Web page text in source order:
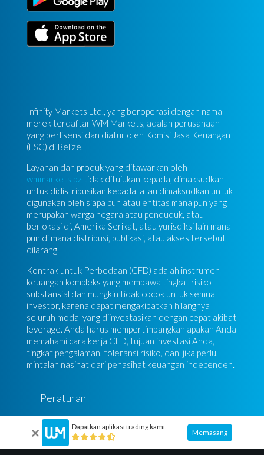
Dapatkan aplikasi trading kami.
Memasang
Infinity Markets Ltd., yang beroperasi dengan nama
merek terdaftar WM Markets, adalah perusahaan
yang berlisensi dan diatur oleh Komisi Jasa Keuangan
(FSC) di Belize.
Layanan dan produk yang ditawarkan oleh
wmmarkets.bz tidak ditujukan kepada, dimaksudkan
untuk didistribusikan kepada, atau dimaksudkan untuk
digunakan oleh siapa pun atau entitas mana pun yang
merupakan warga negara atau penduduk, atau
berlokasi di, Amerika Serikat, atau yurisdiksi lain mana
pun di mana distribusi, publikasi, atau akses tersebut
dilarang.
Kontrak untuk Perbedaan (CFD) adalah instrumen
keuangan kompleks yang membawa tingkat risiko
substansial dan mungkin tidak cocok untuk semua
investor, karena dapat mengakibatkan hilangnya
seluruh modal yang diinvestasikan dengan cepat akibat
leverage. Anda harus mempertimbangkan apakah Anda
memahami cara kerja CFD, tujuan investasi Anda,
tingkat pengalaman, toleransi risiko, dan, jika perlu,
mintalah nasihat dari penasihat keuangan independen.
Peraturan
Kebijakan Privasi
Kebijakan cookie